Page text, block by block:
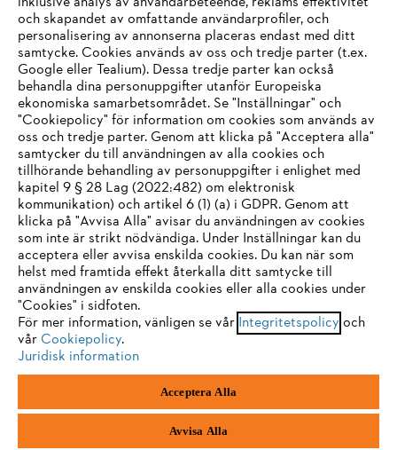
Företaget
STIHL FAQ
Service
Allmänna villkor och bestämmelser
Integritetspolicy
Juridisk information
Box 3062
IHR BROWSER WIRD NICHT
UNTERSTÜTZT
Sie nutzen einen Browser, den wir noch nicht unterstützen. Für
eine optimale Nutzung unserer Seite empfehlen wir Ihnen, zu
einem der folgenden Browser zu wechseln:
Firefox Chrome
och skapandet av omfattande användarprofiler, och
personalisering av annonserna placeras endast med ditt
samtycke. Cookies används av oss och tredje parter (t.ex.
Google eller Tealium). Dessa tredje parter kan också
behandla dina personuppgifter utanför Europeiska
ekonomiska samarbetsområdet. Se "Inställningar" och
"Cookiepolicy" för information om cookies som används av
oss och tredje parter. Genom att klicka på "Acceptera alla"
samtycker du till användningen av alla cookies och
tillhörande behandling av personuppgifter i enlighet med
kapitel 9 § 28 Lag (2022:482) om elektronisk
kommunikation) och artikel 6 (1) (a) i GDPR. Genom att
klicka på "Avvisa Alla" avisar du användningen av cookies
som inte är strikt nödvändiga. Under Inställningar kan du
acceptera eller avvisa enskilda cookies. Du kan när som
helst med framtida effekt återkalla ditt samtycke till
användningen av enskilda cookies eller alla cookies under
"Cookies" i sidfoten.
För mer information, vänligen se vår Integritetspolicy och
vår Cookiepolicy.
Juridisk information
Acceptera Alla
Avvisa Alla